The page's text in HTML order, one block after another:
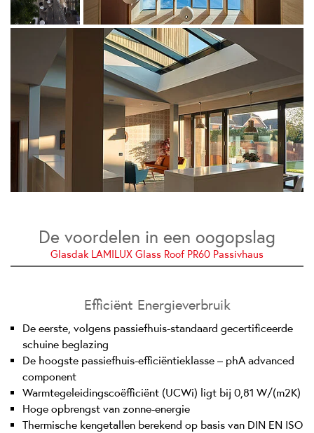
De voordelen in een oogopslag
Glasdak LAMILUX Glass Roof PR60 Passivhaus
Efficiënt Energieverbruik
De eerste, volgens passiefhuis-standaard gecertificeerde
schuine beglazing
De hoogste passiefhuis-efficiëntieklasse – phA advanced
component
Warmtegeleidingscoëfficiënt (UCWi) ligt bij 0,81 W/(m2K)
Hoge opbrengst van zonne-energie
Thermische kengetallen berekend op basis van DIN EN ISO